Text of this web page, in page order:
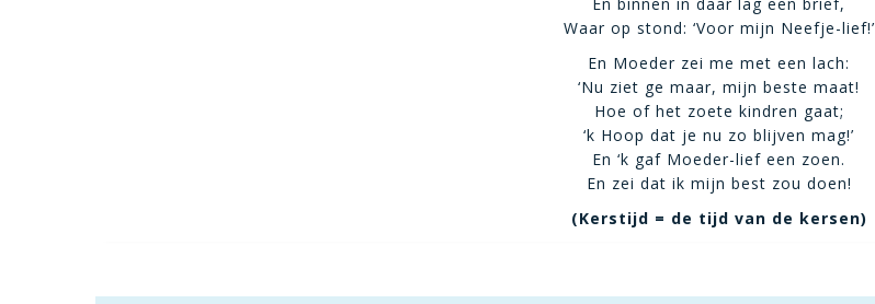
Waar op stond: ‘Voor mijn Neefje-lief!’
En Moeder zei me met een lach:
‘Nu ziet ge maar, mijn beste maat!
Hoe of het zoete kindren gaat;
‘k Hoop dat je nu zo blijven mag!’
En ‘k gaf Moeder-lief een zoen.
En zei dat ik mijn best zou doen!
(Kerstijd = de tijd van de kersen)